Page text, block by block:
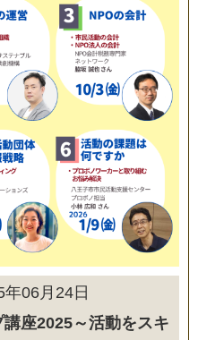
06月24日
座2025～活動をスキ